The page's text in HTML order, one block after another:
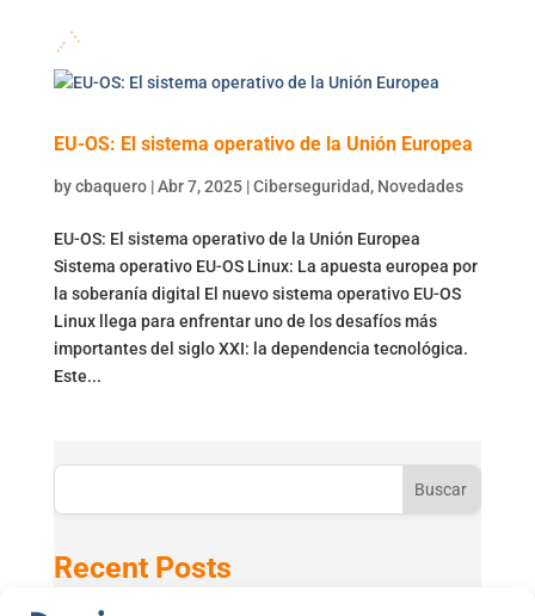
EU-OS: El sistema operativo de la Unión Europea
bycbaquero|Abr 7, 2025|Ciberseguridad, Novedades
EU-OS: El sistema operativo de la Unión Europea
Sistema operativo EU-OS Linux: La apuesta europea por
la soberanía digital El nuevo sistema operativo EU-OS
Linux llega para enfrentar uno de los desafíos más
importantes del siglo XXI: la dependencia tecnológica.
Este...
Buscar
Recent Posts